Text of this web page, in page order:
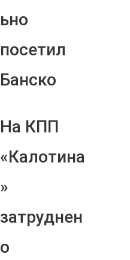
ьно
посетил
Банско
На КПП
«Калотина
»
затруднен
о